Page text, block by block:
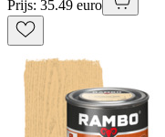
Prijs: 35.49 euro